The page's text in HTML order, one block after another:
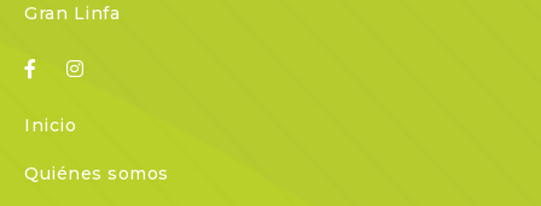
Gran Linfa
Inicio
Quiénes somos